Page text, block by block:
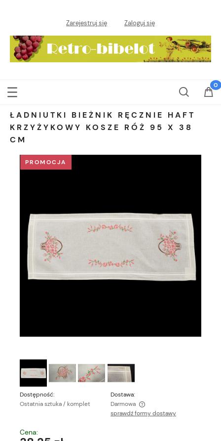
Zarejestruj się Zaloguj się
ŁADNIUTKI BIEŻNIK RĘCZNIE HAFT
KRZYŻYKOWY KOSZE RÓŻ 95 X 38
CM
PROMOCJA
Dostępność:
Ostatnia sztuka / komplet
Dostawa:
Darmowa
Cena nie zawiera ewentualnych kosztów płatności
sprawdź formy dostawy
Cena: